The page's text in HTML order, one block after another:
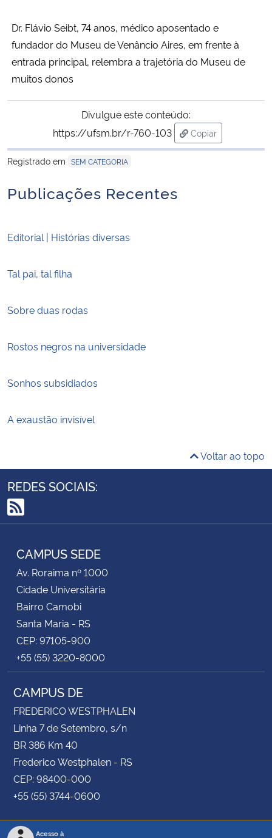
Dr. Flávio Seibt, 74 anos, médico aposentado e
fundador do Museu de Venâncio Aires, em frente à
entrada principal, relembra a trajetória do Museu de
muitos donos
Divulgue este conteúdo:
https://ufsm.br/r-760-103
Copiar
para área de
Registrado em SEM CATEGORIA
Publicações Recentes
Editorial | Histórias diversas
Tal pai, tal filha
Sobre duas rodas
Rostos negros na universidade
Sonhos subsidiados
A exaustão invisível
Voltar ao topo
REDES SOCIAIS:
RSS
CAMPUS SEDE
Av. Roraima nº 1000
Cidade Universitária
Bairro Camobi
Santa Maria - RS
CEP: 97105-900
+55 (55) 3220-8000
CAMPUS DE
FREDERICO WESTPHALEN
Linha 7 de Setembro, s/n
BR 386 Km 40
Frederico Westphalen - RS
CEP: 98400-000
+55 (55) 3744-0600
Acesso à